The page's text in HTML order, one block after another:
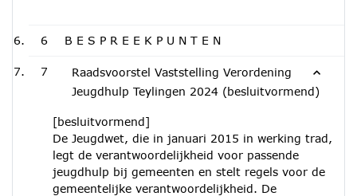
6 B E S P R E E K P U N T E N
7
Raadsvoorstel Vaststelling Verordening
Jeugdhulp Teylingen 2024 (besluitvormend)
[besluitvormend]
De Jeugdwet, die in januari 2015 in werking trad,
legt de verantwoordelijkheid voor passende
jeugdhulp bij gemeenten en stelt regels voor de
gemeentelijke verantwoordelijkheid. De